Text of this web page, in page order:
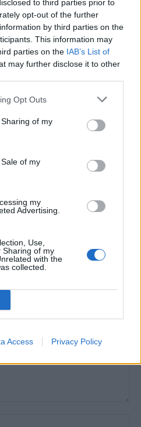
to third parties prior to
opt-out of the further
by third parties on the
This information may
parties on the IAB’s List of
may further disclose it to other
Opt Outs
of my
of my
my
Advertising.
Use,
Sharing of my
with the
collected.
Access Privacy Policy
Catalònia i La Cava baixen a
Catalana a falta de tres jornades
i el CF Amposta se jugaran
lloc de promoció d’ascens